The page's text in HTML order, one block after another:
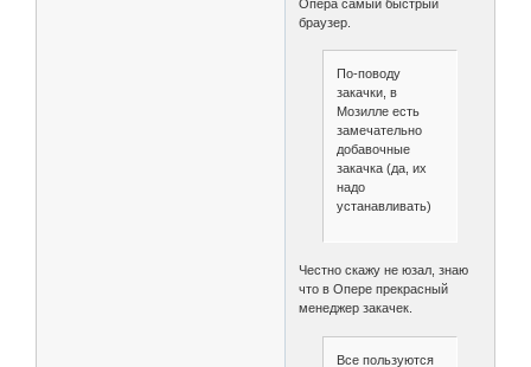
Опера самый быстрый
браузер.
По-поводу
закачки, в
Мозилле есть
замечательно
добавочные
закачка (да, их
надо
устанавливать)
Честно скажу не юзал, знаю
что в Опере прекрасный
менеджер закачек.
Все пользуются